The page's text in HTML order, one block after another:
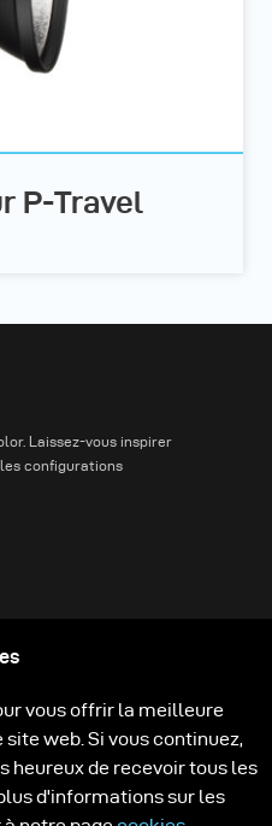
P-Travel
Laissez-vous inspirer
configurations
Technologies
Carrièrevous offrir la meilleure
web. Si vous continuez,
heureux de recevoir tous les
d'informations sur les